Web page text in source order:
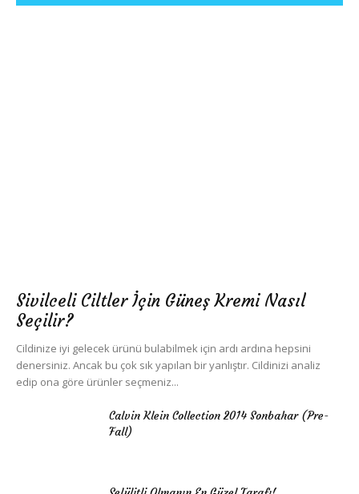
Sivilceli Ciltler İçin Güneş Kremi Nasıl
Seçilir?
Cildinize iyi gelecek ürünü bulabilmek için ardı ardına hepsini
denersiniz. Ancak bu çok sık yapılan bir yanlıştır. Cildinizi analiz
edip ona göre ürünler seçmeniz...
Calvin Klein Collection 2014 Sonbahar (Pre-
Fall)